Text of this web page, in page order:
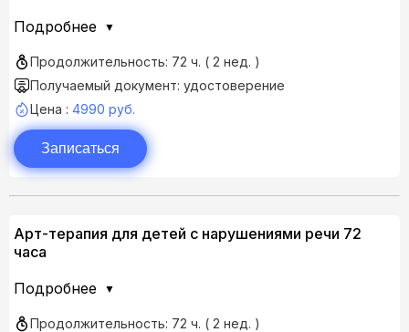
Подробнее
Продолжительность: 72 ч. ( 2 нед. )
Получаемый документ: удостоверение
Цена : 4990 руб.
Записаться
Арт-терапия для детей с нарушениями речи 72
часа
Подробнее
Продолжительность: 72 ч. ( 2 нед. )